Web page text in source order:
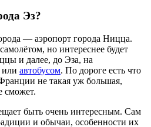
Эз?
— аэропорт города Ницца.
но интереснее будет
и далее, до Эза, на
или автобусом. По дороге есть что
не такая уж большая,
сможет.
быть очень интересным. Сам
и обычаи, особенности их